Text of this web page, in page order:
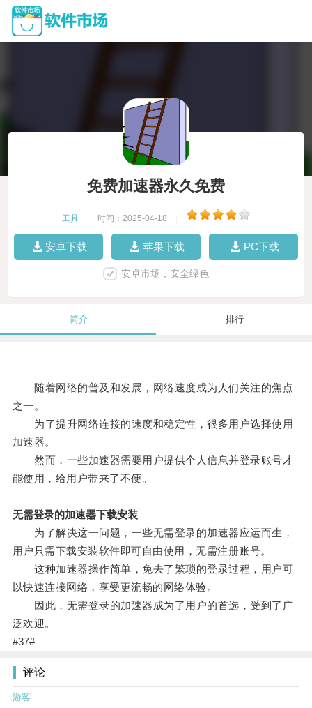
免费加速器永久免费
工具 时间：2025-04-18
安卓下载 苹果下载 PC下载
安卓市场，安全绿色
简介 排行
随着网络的普及和发展，网络速度成为人们关注的焦点
之一。
为了提升网络连接的速度和稳定性，很多用户选择使用
加速器。
然而，一些加速器需要用户提供个人信息并登录账号才
能使用，给用户带来了不便。
无需登录的加速器下载安装
为了解决这一问题，一些无需登录的加速器应运而生，
用户只需下载安装软件即可自由使用，无需注册账号。
这种加速器操作简单，免去了繁琐的登录过程，用户可
以快速连接网络，享受更流畅的网络体验。
因此，无需登录的加速器成为了用户的首选，受到了广
泛欢迎。
#37#
评论
游客